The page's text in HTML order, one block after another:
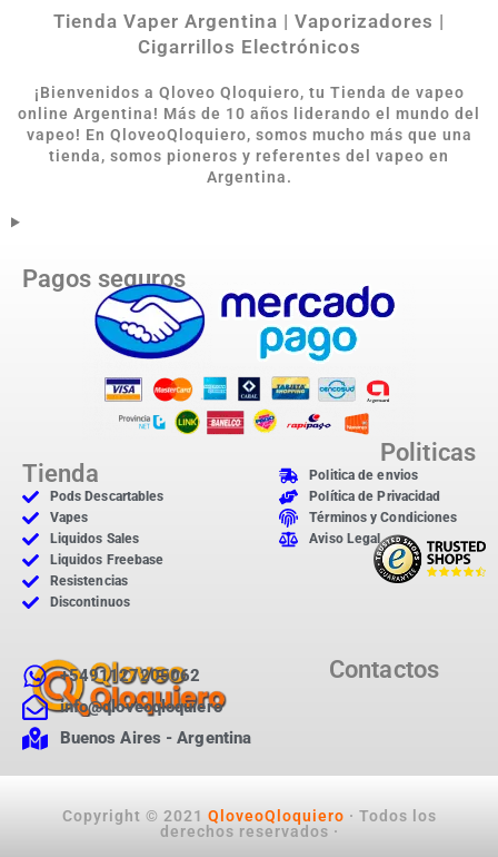
Tienda Vaper Argentina | Vaporizadores |
Cigarrillos Electrónicos
¡Bienvenidos a Qloveo Qloquiero, tu Tienda de vapeo
online Argentina! Más de 10 años liderando el mundo del
vapeo! En QloveoQloquiero, somos mucho más que una
tienda, somos pioneros y referentes del vapeo en
Argentina.
Pagos seguros
Tienda
Pods Descartables
Vapes
Liquidos Sales
Liquidos Freebase
Resistencias
Discontinuos
Politicas
Politica de envios
Política de Privacidad
Términos y Condiciones
Aviso Legal
Contactos
+5491127205062
info@qloveoqloquiero
Buenos Aires - Argentina
Copyright © 2021 QloveoQloquiero · Todos los
derechos reservados ·